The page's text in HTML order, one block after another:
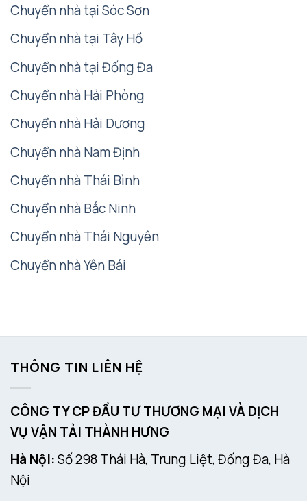
Chuyển nhà tại Sóc Sơn
Chuyển nhà tại Tây Hồ
Chuyển nhà tại Đống Đa
Chuyển nhà Hải Phòng
Chuyển nhà Hải Dương
Chuyển nhà Nam Định
Chuyển nhà Thái Bình
Chuyển nhà Bắc Ninh
Chuyển nhà Thái Nguyên
Chuyển nhà Yên Bái
THÔNG TIN LIÊN HỆ
CÔNG TY CP ĐẦU TƯ THƯƠNG MẠI VÀ DỊCH
VỤ VẬN TẢI THÀNH HƯNG
Hà Nội:Số 298 Thái Hà, Trung Liệt, Đống Đa, Hà
Nội